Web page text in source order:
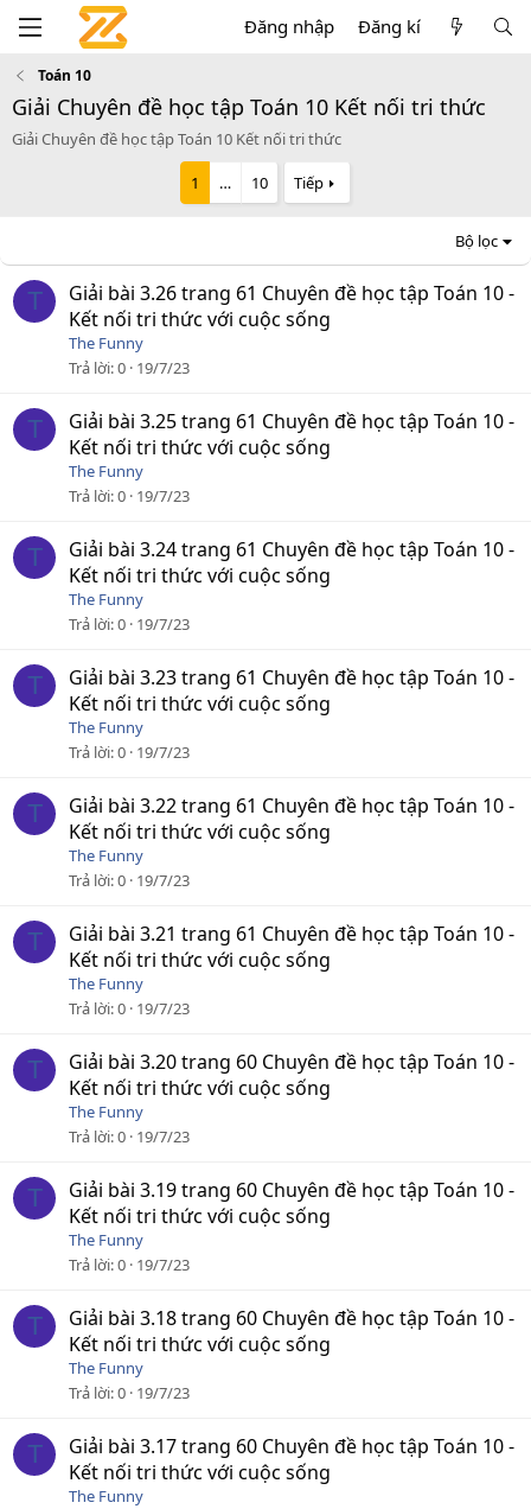
Đăng nhập Đăng kí
Toán 10
Giải Chuyên đề học tập Toán 10 Kết nối tri thức
Giải Chuyên đề học tập Toán 10 Kết nối tri thức
1 … 10 Tiếp
Bộ lọc
T
Giải bài 3.26 trang 61 Chuyên đề học tập Toán 10 -
Kết nối tri thức với cuộc sống
The Funny
Trả lời 0 19/7/23
T
Giải bài 3.25 trang 61 Chuyên đề học tập Toán 10 -
Kết nối tri thức với cuộc sống
The Funny
Trả lời 0 19/7/23
T
Giải bài 3.24 trang 61 Chuyên đề học tập Toán 10 -
Kết nối tri thức với cuộc sống
The Funny
Trả lời 0 19/7/23
T
Giải bài 3.23 trang 61 Chuyên đề học tập Toán 10 -
Kết nối tri thức với cuộc sống
The Funny
Trả lời 0 19/7/23
T
Giải bài 3.22 trang 61 Chuyên đề học tập Toán 10 -
Kết nối tri thức với cuộc sống
The Funny
Trả lời 0 19/7/23
T
Giải bài 3.21 trang 61 Chuyên đề học tập Toán 10 -
Kết nối tri thức với cuộc sống
The Funny
Trả lời 0 19/7/23
T
Giải bài 3.20 trang 60 Chuyên đề học tập Toán 10 -
Kết nối tri thức với cuộc sống
The Funny
Trả lời 0 19/7/23
T
Giải bài 3.19 trang 60 Chuyên đề học tập Toán 10 -
Kết nối tri thức với cuộc sống
The Funny
Trả lời 0 19/7/23
T
Giải bài 3.18 trang 60 Chuyên đề học tập Toán 10 -
Kết nối tri thức với cuộc sống
The Funny
Trả lời 0 19/7/23
T
Giải bài 3.17 trang 60 Chuyên đề học tập Toán 10 -
Kết nối tri thức với cuộc sống
The Funny